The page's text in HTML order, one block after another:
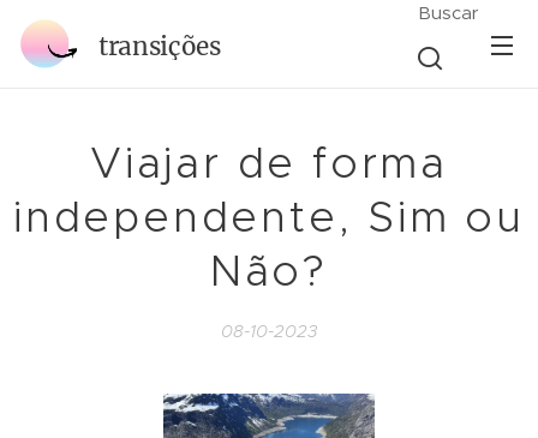
transições
Buscar
Viajar de forma
independente, Sim ou
Não?
08-10-2023